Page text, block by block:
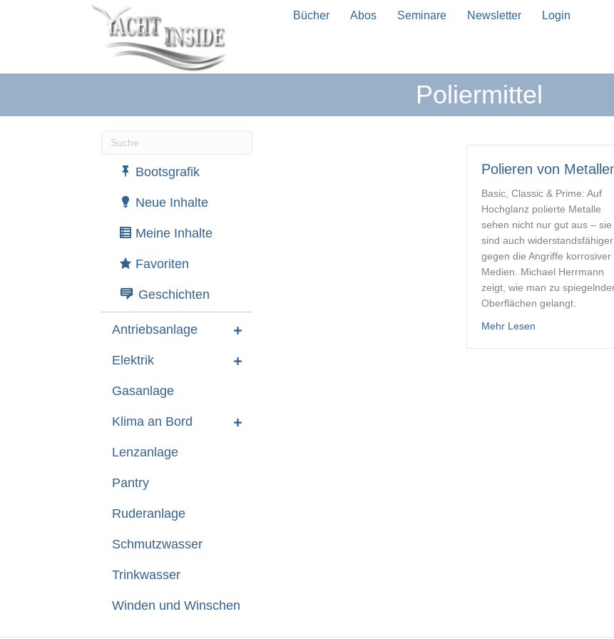
Bücher Abos Seminare Newsletter Login
Poliermittel
Wenn die Ergebnisse der automatischen Vervollständigung verfügbar sind, benutze
Bootsgrafik
Neue Inhalte
Meine Inhalte
Favoriten
Geschichten
Antriebsanlage
Elektrik
Gasanlage
Klima an Bord
Lenzanlage
Pantry
Ruderanlage
Schmutzwasser
Trinkwasser
Winden und Winschen
Polieren von
Basic, Classic & Prime: Auf
Hochglanz polierte Metalle
sehen nicht nur gut aus – sie
sind auch widerstandsfähiger
gegen die Angriffe korrosiver
Medien. Michael Herrmann
zeigt, wie man zu
Oberflächen gelangt.
Mehr Lesenabout Polieren